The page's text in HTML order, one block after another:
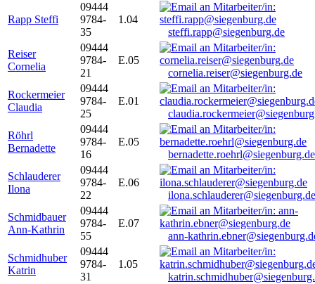
Rapp Steffi
09444
9784-
35
1.04
steffi.rapp@siegenburg.de
Reiser
Cornelia
09444
9784-
21
E.05
cornelia.reiser@siegenburg.de
Rockermeier
Claudia
09444
9784-
25
E.01
Röhrl
Bernadette
09444
9784-
16
E.05
bernadette.roehrl@siegenburg.de
Schlauderer
Ilona
09444
9784-
22
E.06
ilona.schlauderer@siegenburg.de
Schmidbauer
Ann-Kathrin
09444
9784-
55
E.07
ann-
Schmidhuber
Katrin
09444
9784-
31
1.05